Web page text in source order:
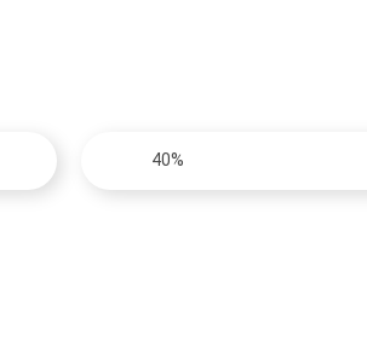
40%